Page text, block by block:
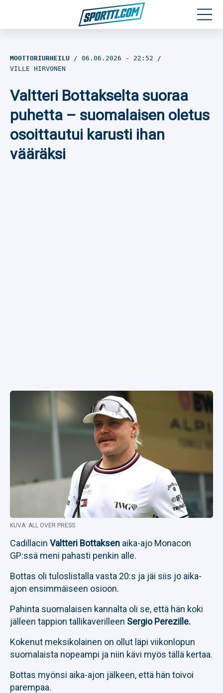
Jalkapallo
Yleisurheilu
Talviurheilu
MOOTTORIURHEILU 06.06.2026 - 22:52
VILLE HIRVONEN
Valtteri Bottakselta suoraa
puhetta – suomalaisen oletus
osoittautui karusti ihan
vääräksi
KUVA: ALL OVER PRESS
Cadillacin Valtteri Bottaksen aika-ajo Monacon
GP:ssä meni pahasti penkin alle.
Bottas oli tuloslistalla vasta 20:s ja jäi siis jo aika-
ajon ensimmäiseen osioon.
Pahinta suomalaisen kannalta oli se, että hän koki
jälleen tappion tallikaverilleen Sergio Perezille.
Kokenut meksikolainen on ollut läpi viikonlopun
suomalaista nopeampi ja niin kävi myös tällä kertaa.
Bottas myönsi aika-ajon jälkeen, että hän toivoi
parempaa.